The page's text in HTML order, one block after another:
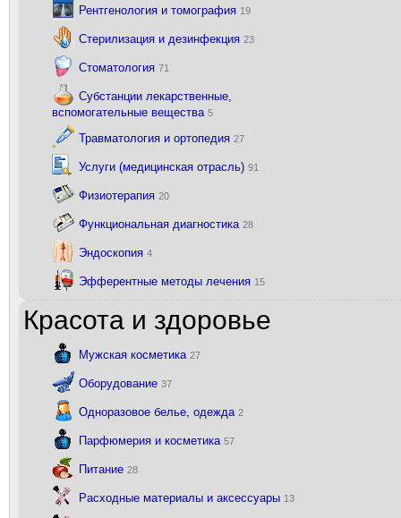
Рентгенология и томография 19
Стерилизация и дезинфекция 23
Стоматология 71
Субстанции лекарственные,
вспомогательные вещества 5
Травматология и ортопедия 27
Услуги (медицинская отрасль) 91
Физиотерапия 20
Функциональная диагностика 28
Эндоскопия 4
Эфферентные методы лечения 15
Красота и здоровье
Мужская косметика 27
Оборудование 37
Одноразовое белье, одежда 2
Парфюмерия и косметика 57
Питание 28
Расходные материалы и аксессуары 13